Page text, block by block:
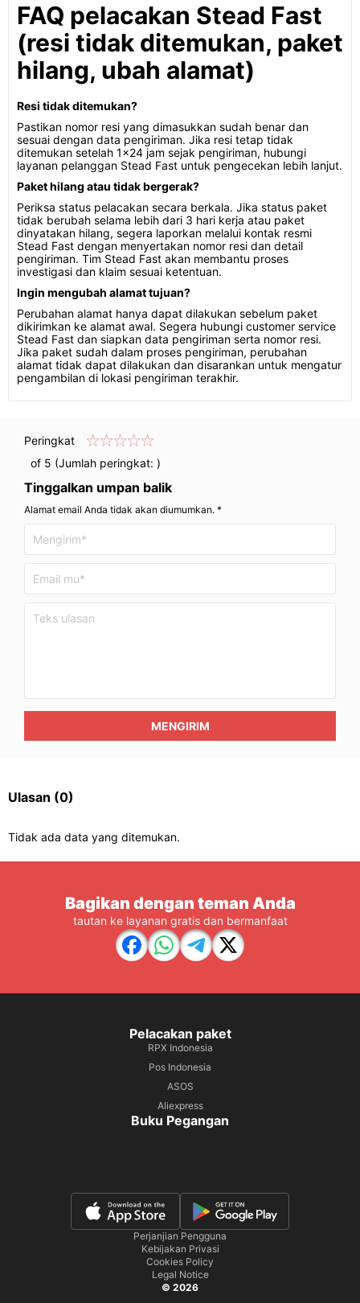
FAQ pelacakan Stead Fast
(resi tidak ditemukan, paket
hilang, ubah alamat)
Resi tidak ditemukan?
Pastikan nomor resi yang dimasukkan sudah benar dan
sesuai dengan data pengiriman. Jika resi tetap tidak
ditemukan setelah 1x24 jam sejak pengiriman, hubungi
layanan pelanggan Stead Fast untuk pengecekan lebih lanjut.
Paket hilang atau tidak bergerak?
Periksa status pelacakan secara berkala. Jika status paket
tidak berubah selama lebih dari 3 hari kerja atau paket
dinyatakan hilang, segera laporkan melalui kontak resmi
Stead Fast dengan menyertakan nomor resi dan detail
pengiriman. Tim Stead Fast akan membantu proses
investigasi dan klaim sesuai ketentuan.
Ingin mengubah alamat tujuan?
Perubahan alamat hanya dapat dilakukan sebelum paket
dikirimkan ke alamat awal. Segera hubungi customer service
Stead Fast dan siapkan data pengiriman serta nomor resi.
Jika paket sudah dalam proses pengiriman, perubahan
alamat tidak dapat dilakukan dan disarankan untuk mengatur
pengambilan di lokasi pengiriman terakhir.
Peringkat
of 5 (Jumlah peringkat: )
Tinggalkan umpan balik
Alamat email Anda tidak akan diumumkan. *
MENGIRIM
Ulasan (0)
Tidak ada data yang ditemukan.
Bagikan dengan teman Anda
tautan ke layanan gratis dan bermanfaat
Pelacakan paket
RPX Indonesia
Pos Indonesia
ASOS
Aliexpress
Buku Pegangan
Perjanjian Pengguna
Kebijakan Privasi
Cookies Policy
Legal Notice
© 2026